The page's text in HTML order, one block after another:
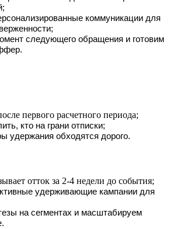
коммуникации для
следующего обращения и готовим
первого расчетного периода;
кто на грани отписки;
удержания обходятся дорого.
отток за 2-4 недели до события;
удерживающие кампании для
на сегментах и масштабируем